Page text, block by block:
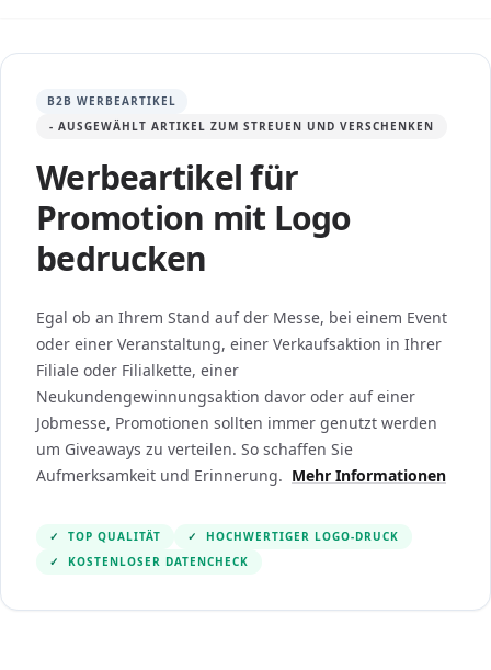
B2B WERBEARTIKEL
- AUSGEWÄHLT ARTIKEL ZUM STREUEN UND VERSCHENKEN
Werbeartikel für
Promotion mit Logo
bedrucken
Egal ob an Ihrem Stand auf der Messe, bei einem Event
oder einer Veranstaltung, einer Verkaufsaktion in Ihrer
Filiale oder Filialkette, einer
Neukundengewinnungsaktion davor oder auf einer
Jobmesse, Promotionen sollten immer genutzt werden
um Giveaways zu verteilen. So schaffen Sie
Aufmerksamkeit und Erinnerung. Mehr Informationen
✓ TOP QUALITÄT ✓
HOCHWERTIGER LOGO-DRUCK
✓
KOSTENLOSER DATENCHECK